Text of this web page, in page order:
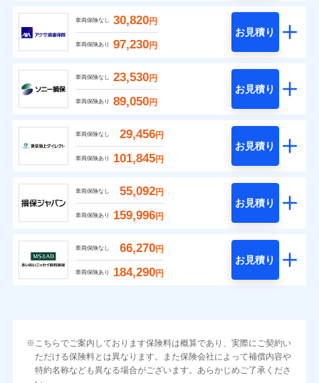
車両保険なし 30,820円
車両保険あり 97,230円
お見積り
車両保険なし 23,530円
車両保険あり 89,050円
お見積り
車両保険なし 29,456円
車両保険あり 101,845円
お見積り
車両保険なし 55,092円
車両保険あり 159,996円
お見積り
車両保険なし 66,270円
車両保険あり 184,290円
お見積り
こちらでご案内しております保険料は概算であり、実際にご契約い
ただける保険料とは異なります。また保険会社によって補償内容や
特約名称なども異なる場合がございます。あらかじめご了承くださ